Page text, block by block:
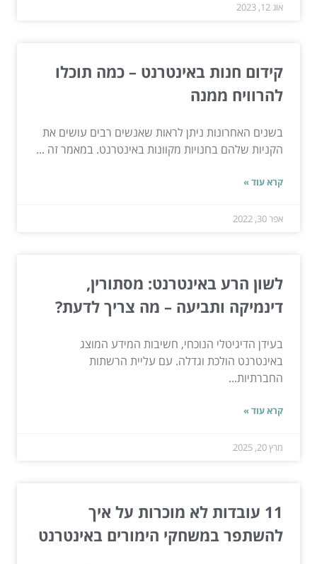
אוג 12, 2023
קידום חנות באינטרנט – כמה תוכלו
להרוויח ממנה
בשנים האחרונות ניתן לראות שאנשים רבים עושים את
הקניות שלהם בחנויות מקוונות באינטרנט. במאמר זה ...
קרא עוד »
אפר 30, 2022
לשון הרע באינטרנט: מסתורין,
דינמיקה ותביעה – מה צריך לדעת?
בעידן הדיגיטלי הנוכחי, חשיבות המידע המוצג
באינטרנט הולכת וגדלה. עם עליית הרשתות
החברתיות...
קרא עוד »
מרץ 20, 2025
11 עובדות לא מוכרות על איך
להשתפר במשחקי הימורים באינטרנט